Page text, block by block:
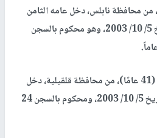
صبيح (43 عامًا)، من محافظة نابلس، دخل عامه الثامن
عشر، وذلك منذ اعتقاله بتاريخ 5/ 10/ 2003، وهو محكوم بالسجن
- متوكل محمد محمود رضوان (41 عامًا)، من محافظة قلقيلية، دخل
عامه الثامن عشر، واعتُقل بتاريخ 5/ 10/ 2003، ومحكوم بالسجن 24